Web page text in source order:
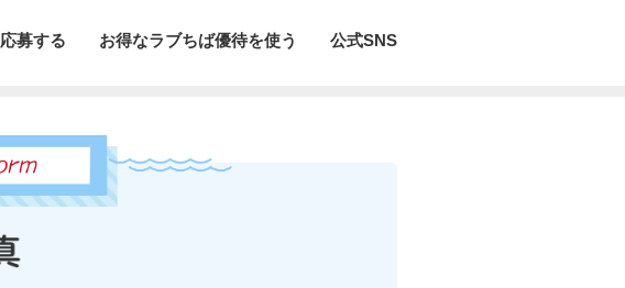
応募する お得なラブちば優待を使う 公式SNS